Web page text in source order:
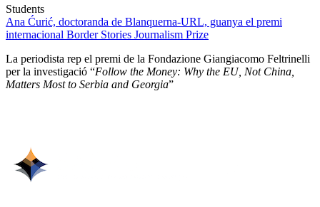
Students
Ana Ćurić, doctoranda de Blanquerna-URL, guanya el premi
internacional Border Stories Journalism Prize
La periodista rep el premi de la Fondazione Giangiacomo Feltrinelli
per la investigació “Follow the Money: Why the EU, Not China,
Matters Most to Serbia and Georgia”